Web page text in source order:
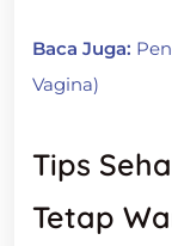
Baca Juga:
Vagina)
Tips
Tetap